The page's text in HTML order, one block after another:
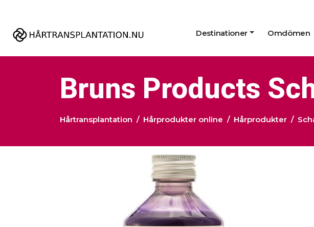
Destinationer Omdömen
Bruns Products
Hårtransplantation Hårprodukter online Hårprodukter